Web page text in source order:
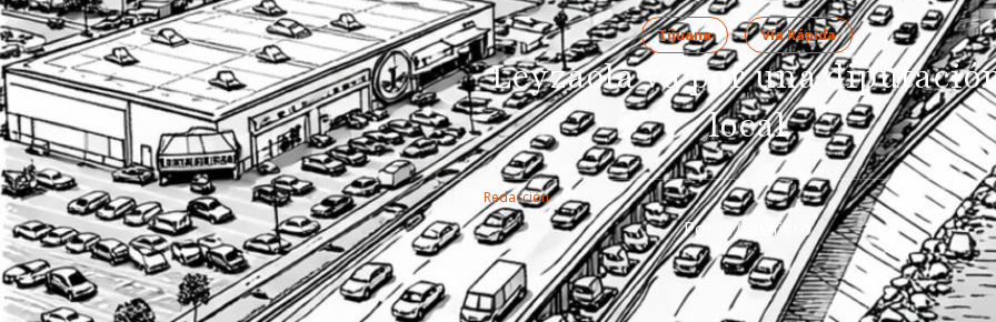
Tijuana Vía Rápida
Leyzaola va por una
local
Redacción
Por El Calafiero